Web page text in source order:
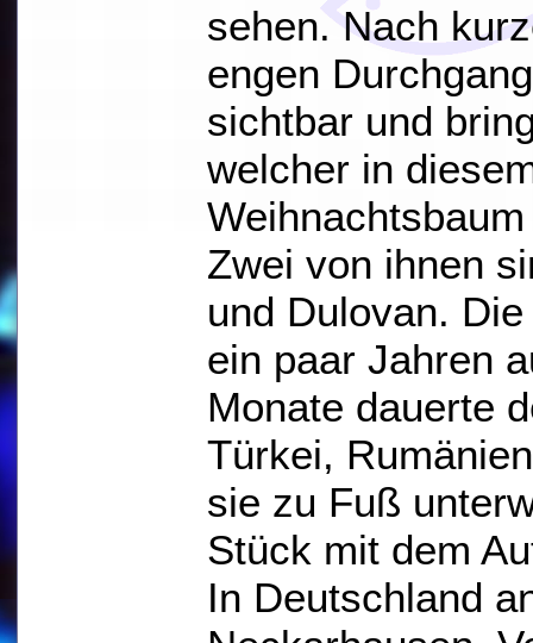
sehen. Nach
engen
sichtbar und
welcher in
Zwei von ihnen
und Dulovan.
ein paar Jahren
Monate dauerte
Türkei,
sie zu Fuß
Stück mit dem
In Deutschland